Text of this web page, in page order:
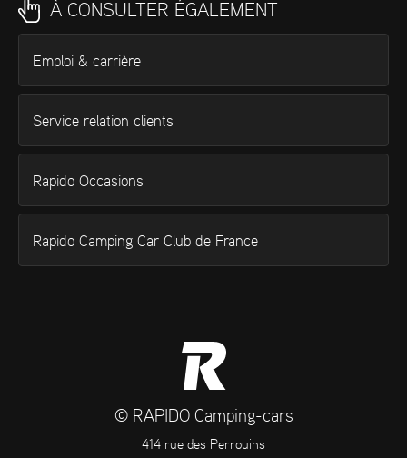
À CONSULTER ÉGALEMENT
Emploi & carrière
Service relation clients
Rapido Occasions
Rapido Camping Car Club de France
© RAPIDO Camping-cars
414 rue des Perrouins